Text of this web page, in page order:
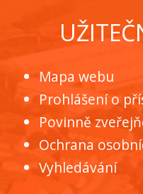
Mapa webu
Prohlášení o
Povinně
Ochrana
Vyhledávání